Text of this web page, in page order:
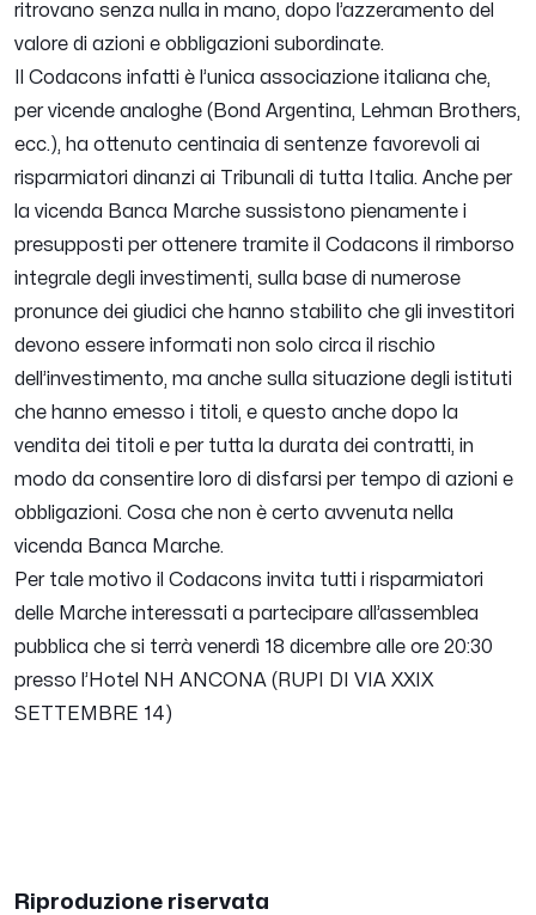
ritrovano senza nulla in mano, dopo l’azzeramento del
valore di azioni e obbligazioni subordinate.
Il Codacons infatti è l’unica associazione italiana che,
per vicende analoghe (Bond Argentina, Lehman Brothers,
ecc.), ha ottenuto centinaia di sentenze favorevoli ai
risparmiatori dinanzi ai Tribunali di tutta Italia. Anche per
la vicenda Banca Marche sussistono pienamente i
presupposti per ottenere tramite il Codacons il rimborso
integrale degli investimenti, sulla base di numerose
pronunce dei giudici che hanno stabilito che gli investitori
devono essere informati non solo circa il rischio
dell’investimento, ma anche sulla situazione degli istituti
che hanno emesso i titoli, e questo anche dopo la
vendita dei titoli e per tutta la durata dei contratti, in
modo da consentire loro di disfarsi per tempo di azioni e
obbligazioni. Cosa che non è certo avvenuta nella
vicenda Banca Marche.
Per tale motivo il Codacons invita tutti i risparmiatori
delle Marche interessati a partecipare all’assemblea
pubblica che si terrà venerdì 18 dicembre alle ore 20:30
presso l’Hotel NH ANCONA (RUPI DI VIA XXIX
SETTEMBRE 14)
Riproduzione riservata